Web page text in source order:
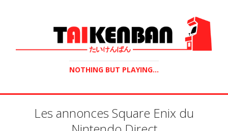
NOTHING BUT PLAYING...
Les annonces Square Enix du